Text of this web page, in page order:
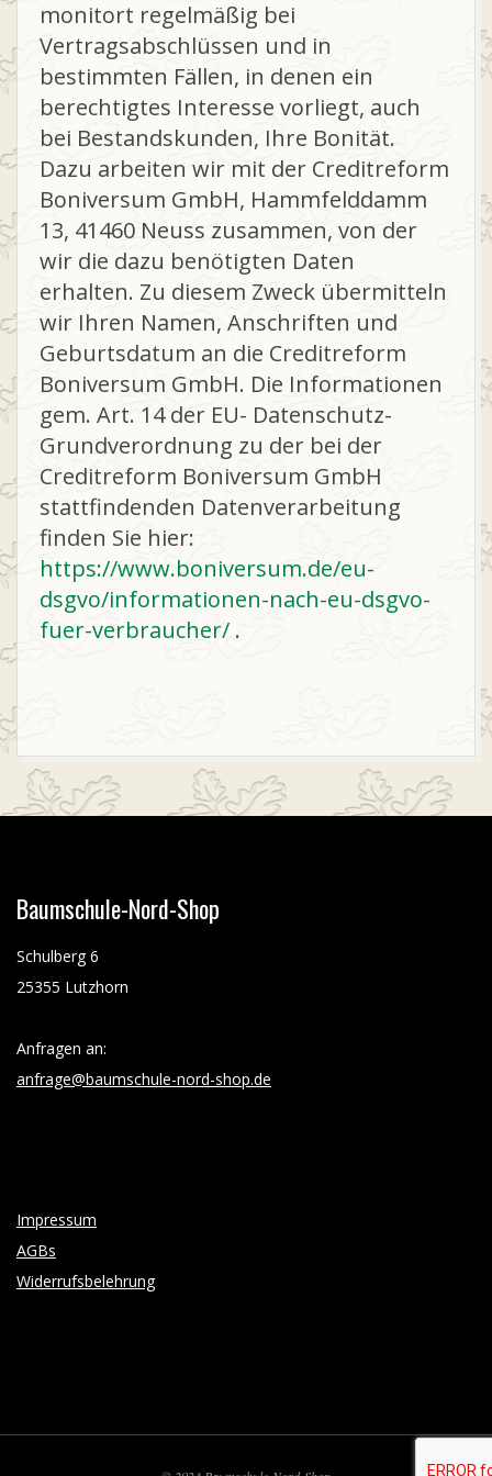
U
L
E
-
N
O
R
D
-
S
H
O
P
monitort regelmäßig bei
Vertragsabschlüssen und in
bestimmten Fällen, in denen ein
berechtigtes Interesse vorliegt, auch
bei Bestandskunden, Ihre Bonität.
Dazu arbeiten wir mit der Creditreform
Boniversum GmbH, Hammfelddamm
13, 41460 Neuss zusammen, von der
wir die dazu benötigten Daten
erhalten. Zu diesem Zweck übermitteln
wir Ihren Namen, Anschriften und
Geburtsdatum an die Creditreform
Boniversum GmbH. Die Informationen
gem. Art. 14 der EU- Datenschutz-
Grundverordnung zu der bei der
Creditreform Boniversum GmbH
stattfindenden Datenverarbeitung
finden Sie hier:
https://www.boniversum.de/eu-
dsgvo/informationen-nach-eu-dsgvo-
fuer-verbraucher/ .
2025-
03-
Baumschule-Nord-Shop
Schulberg 6
25355 Lutzhorn
Anfragen an:
anfrage@baumschule-nord-shop.de
Impressum
AGBs
Widerrufsbelehrung